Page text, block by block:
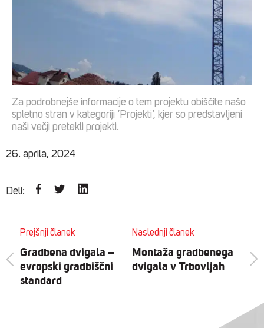
Za podrobnejše informacije o tem projektu obiščite našo
spletno stran v kategoriji ‘Projekti’, kjer so predstavljeni
naši večji pretekli projekti.
26. aprila, 2024
Deli:
Prejšnji članek
Gradbena dvigala –
evropski gradbiščni
standard
Naslednji članek
Montaža gradbenega
dvigala v Trbovljah